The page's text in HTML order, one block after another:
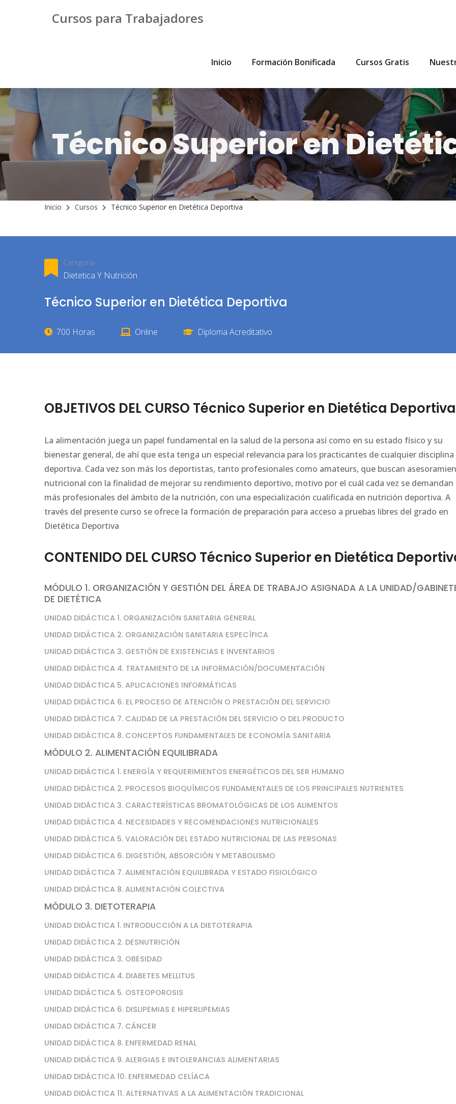
Cursos para Trabajadores
Inicio Formación Bonificada Cursos Gratis
Técnico Superior en
Inicio Cursos Técnico Superior en Dietética Deportiva
Categoría
Dietetica Y Nutrición
Técnico Superior en Dietética Deportiva
700 Horas Online Diploma Acreditativo
OBJETIVOS DEL CURSO Técnico Superior en Dietética Deportiva
La alimentación juega un papel fundamental en la salud de la persona así como en su estado físico y su
bienestar general, de ahí que esta tenga un especial relevancia para los practicantes de cualquier disciplina
deportiva. Cada vez son más los deportistas, tanto profesionales como amateurs, que buscan
nutricional con la finalidad de mejorar su rendimiento deportivo, motivo por el cuál cada vez se demandan
más profesionales del ámbito de la nutrición, con una especialización cualificada en nutrición deportiva. A
través del presente curso se ofrece la formación de preparación para acceso a pruebas libres del grado en
Dietética Deportiva
CONTENIDO DEL CURSO Técnico Superior en Dietética
MÓDULO 1. ORGANIZACIÓN Y GESTIÓN DEL ÁREA DE TRABAJO ASIGNADA A LA UNIDAD/
DE DIETÉTICA
UNIDAD DIDÁCTICA 1. ORGANIZACIÓN SANITARIA GENERAL
UNIDAD DIDÁCTICA 2. ORGANIZACIÓN SANITARIA ESPECÍFICA
UNIDAD DIDÁCTICA 3. GESTIÓN DE EXISTENCIAS E INVENTARIOS
UNIDAD DIDÁCTICA 4. TRATAMIENTO DE LA INFORMACIÓN/DOCUMENTACIÓN
UNIDAD DIDÁCTICA 5. APLICACIONES INFORMÁTICAS
UNIDAD DIDÁCTICA 6. EL PROCESO DE ATENCIÓN O PRESTACIÓN DEL SERVICIO
UNIDAD DIDÁCTICA 7. CALIDAD DE LA PRESTACIÓN DEL SERVICIO O DEL PRODUCTO
UNIDAD DIDÁCTICA 8. CONCEPTOS FUNDAMENTALES DE ECONOMÍA SANITARIA
MÓDULO 2. ALIMENTACIÓN EQUILIBRADA
UNIDAD DIDÁCTICA 1. ENERGÍA Y REQUERIMIENTOS ENERGÉTICOS DEL SER HUMANO
UNIDAD DIDÁCTICA 2. PROCESOS BIOQUÍMICOS FUNDAMENTALES DE LOS PRINCIPALES NUTRIENTES
UNIDAD DIDÁCTICA 3. CARACTERÍSTICAS BROMATOLÓGICAS DE LOS ALIMENTOS
UNIDAD DIDÁCTICA 4. NECESIDADES Y RECOMENDACIONES NUTRICIONALES
UNIDAD DIDÁCTICA 5. VALORACIÓN DEL ESTADO NUTRICIONAL DE LAS PERSONAS
UNIDAD DIDÁCTICA 6. DIGESTIÓN, ABSORCIÓN Y METABOLISMO
UNIDAD DIDÁCTICA 7. ALIMENTACIÓN EQUILIBRADA Y ESTADO FISIOLÓGICO
UNIDAD DIDÁCTICA 8. ALIMENTACIÓN COLECTIVA
MÓDULO 3. DIETOTERAPIA
UNIDAD DIDÁCTICA 1. INTRODUCCIÓN A LA DIETOTERAPIA
UNIDAD DIDÁCTICA 2. DESNUTRICIÓN
UNIDAD DIDÁCTICA 3. OBESIDAD
UNIDAD DIDÁCTICA 4. DIABETES MELLITUS
UNIDAD DIDÁCTICA 5. OSTEOPOROSIS
UNIDAD DIDÁCTICA 6. DISLIPEMIAS E HIPERLIPEMIAS
UNIDAD DIDÁCTICA 7. CÁNCER
UNIDAD DIDÁCTICA 8. ENFERMEDAD RENAL
UNIDAD DIDÁCTICA 9. ALERGIAS E INTOLERANCIAS ALIMENTARIAS
UNIDAD DIDÁCTICA 10. ENFERMEDAD CELÍACA
UNIDAD DIDÁCTICA 11. ALTERNATIVAS A LA ALIMENTACIÓN TRADICIONAL